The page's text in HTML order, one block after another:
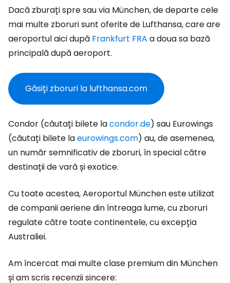
Dacă zburați spre sau via München, de departe cele
mai multe zboruri sunt oferite de Lufthansa, care are
aeroportul aici după Frankfurt FRA a doua sa bază
principală după aeroport.
Găsiți zboruri la lufthansa.com
Condor (căutați bilete lacondor.de) sau Eurowings
(căutați bilete laeurowings.com) au, de asemenea,
un număr semnificativ de zboruri, în special către
destinații de vară și exotice.
Cu toate acestea, Aeroportul München este utilizat
de companii aeriene din întreaga lume, cu zboruri
regulate către toate continentele, cu excepția
Australiei.
Am încercat mai multe clase premium din München
și am scris recenzii sincere: